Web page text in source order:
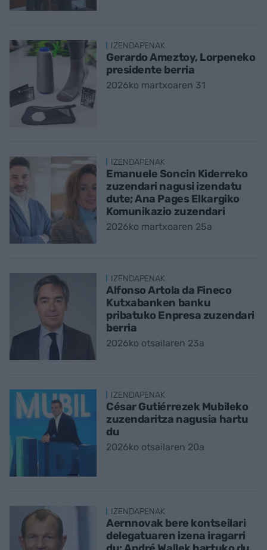
IZENDAPENAK
Gerardo Ameztoy, Lorpeneko
presidente berria
2026ko martxoaren 31
IZENDAPENAK
Emanuele Soncin Kiderreko
zuzendari nagusi izendatu
dute; Ana Pages Elkargiko
Komunikazio zuzendari
2026ko martxoaren 25a
IZENDAPENAK
Alfonso Artola da Fineco
Kutxabanken banku
pribatuko Enpresa zuzendari
berria
2026ko otsailaren 23a
IZENDAPENAK
César Gutiérrezek Mubileko
zuzendaritza nagusia hartu
du
2026ko otsailaren 20a
IZENDAPENAK
Aernnovak bere kontseilari
delegatuaren izena iragarri